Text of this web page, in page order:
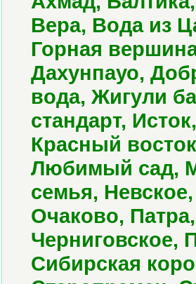
Вера, Вода из
Горная
Дахунпауо,
вода, Жигули
стандарт,
Красный
Любимый сад,
семья,
Очаково,
Черниговское,
Сибирская